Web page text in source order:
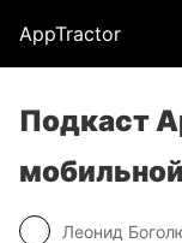
AppTractor
Подкаст
Леонид